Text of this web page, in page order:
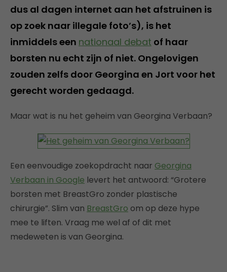
dus al dagen internet aan het afstruinen is
op zoek naar illegale foto’s), is het
inmiddels een nationaal debat of haar
borsten nu echt zijn of niet. Ongelovigen
zouden zelfs door Georgina en Jort voor het
gerecht worden gedaagd.
Maar wat is nu het geheim van Georgina Verbaan?
Een eenvoudige zoekopdracht naar Georgina
Verbaan in Google levert het antwoord: “Grotere
borsten met BreastGro zonder plastische
chirurgie”. Slim van BreastGro om op deze hype
mee te liften. Vraag me wel af of dit met
medeweten is van Georgina.